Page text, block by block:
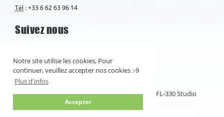
Notre site utilise les cookies, Pour
continuer, veuillez accepter nos cookies :-9
Plus d'infos
Accepter
Tél : +33 6 62 63 96 14
Suivez nous
Copyright © ANF 2010 - 2026 | Powered by FL-330 Studio